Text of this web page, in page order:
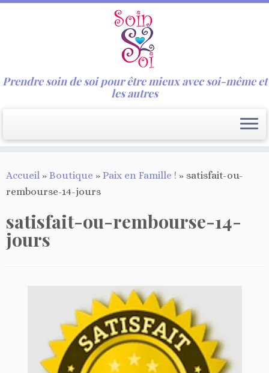
au
contenu
Prendre soin de soi pour être mieux avec soi-même et
les autres
Accueil » Boutique » Paix en Famille ! » satisfait-ou-
rembourse-14-jours
satisfait-ou-rembourse-14-
jours